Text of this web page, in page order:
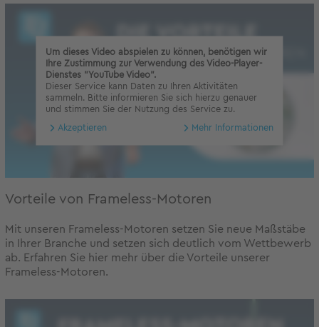
Um dieses Video abspielen zu können, benötigen wir
Ihre Zustimmung zur Verwendung des Video-Player-
Dienstes "YouTube Video".
Dieser Service kann Daten zu Ihren Aktivitäten
sammeln. Bitte informieren Sie sich hierzu genauer
und stimmen Sie der Nutzung des Service zu.
Akzeptieren Mehr Informationen
Vorteile von Frameless-Motoren
Mit unseren Frameless-Motoren setzen Sie neue Maßstäbe
in Ihrer Branche und setzen sich deutlich vom Wettbewerb
ab. Erfahren Sie hier mehr über die Vorteile unserer
Frameless-Motoren.